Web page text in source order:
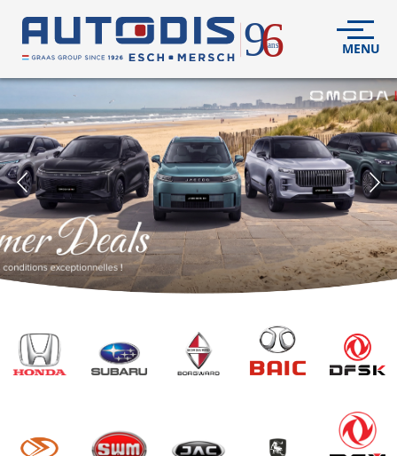
VÉHICULESNEUFS
VÉHICULESD'OCCASION
DÉCOUVREZNOUS
FLEET
CONTACT